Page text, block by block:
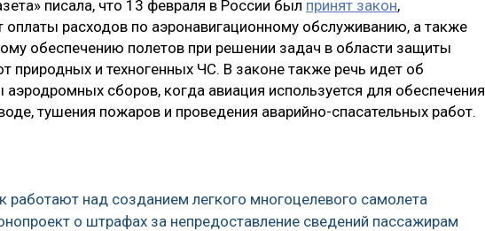
писала, что 13 февраля в России был принят закон,
расходов по аэронавигационному обслуживанию, а также
обеспечению полетов при решении задач в области защиты
природных и техногенных ЧС. В законе также речь идет об
сборов, когда авиация используется для обеспечения
тушения пожаров и проведения аварийно-спасательных работ.
работают над созданием легкого многоцелевого самолета
о штрафах за непредоставление сведений пассажирам